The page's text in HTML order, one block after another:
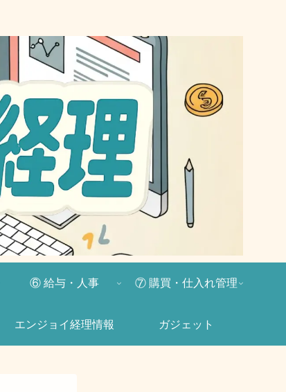
⑥ 給与・人事 ⑦ 購買・仕入れ管理
エンジョイ経理情報 ガジェット